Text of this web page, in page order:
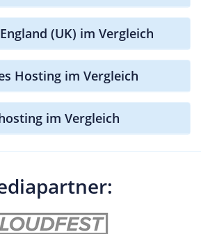
(UK) im Vergleich
Hosting im Vergleich
im Vergleich